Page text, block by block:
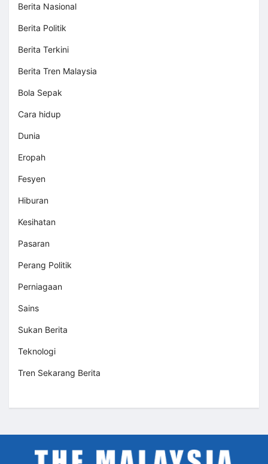
Berita Nasional
Berita Politik
Berita Terkini
Berita Tren Malaysia
Bola Sepak
Cara hidup
Dunia
Eropah
Fesyen
Hiburan
Kesihatan
Pasaran
Perang Politik
Perniagaan
Sains
Sukan Berita
Teknologi
Tren Sekarang Berita